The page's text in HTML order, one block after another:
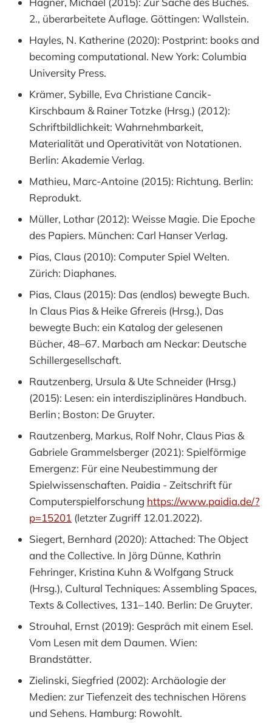
2., überarbeitete Auflage. Göttingen: Wallstein.
Hayles, N. Katherine (2020): Postprint: books and
becoming computational. New York: Columbia
University Press.
Krämer, Sybille, Eva Christiane Cancik-
Kirschbaum & Rainer Totzke (Hrsg.) (2012):
Schriftbildlichkeit: Wahrnehmbarkeit,
Materialität und Operativität von Notationen.
Berlin: Akademie Verlag.
Mathieu, Marc-Antoine (2015): Richtung. Berlin:
Reprodukt.
Müller, Lothar (2012): Weisse Magie. Die Epoche
des Papiers. München: Carl Hanser Verlag.
Pias, Claus (2010): Computer Spiel Welten.
Zürich: Diaphanes.
Pias, Claus (2015): Das (endlos) bewegte Buch.
In Claus Pias & Heike Gfrereis (Hrsg.), Das
bewegte Buch: ein Katalog der gelesenen
Bücher, 48–67. Marbach am Neckar: Deutsche
Schillergesellschaft.
Rautzenberg, Ursula & Ute Schneider (Hrsg.)
(2015): Lesen: ein interdisziplinäres Handbuch.
Berlin ; Boston: De Gruyter.
Rautzenberg, Markus, Rolf Nohr, Claus Pias &
Gabriele Grammelsberger (2021): Spielförmige
Emergenz: Für eine Neubestimmung der
Spielwissenschaften. Paidia - Zeitschrift für
Computerspielforschung https://www.paidia.de/?
p=15201 (letzter Zugriff 12.01.2022).
Siegert, Bernhard (2020): Attached: The Object
and the Collective. In Jörg Dünne, Kathrin
Fehringer, Kristina Kuhn & Wolfgang Struck
(Hrsg.), Cultural Techniques: Assembling Spaces,
Texts & Collectives, 131–140. Berlin: De Gruyter.
Strouhal, Ernst (2019): Gespräch mit einem Esel.
Vom Lesen mit dem Daumen. Wien:
Brandstätter.
Zielinski, Siegfried (2002): Archäologie der
Medien: zur Tiefenzeit des technischen Hörens
und Sehens. Hamburg: Rowohlt.